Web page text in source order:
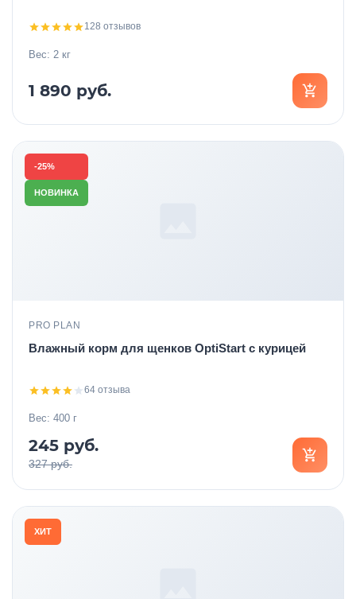
Чат с поддержкой
Выход
128 отзывов
Вес: 2 кг
1 890 руб.
-25%
НОВИНКА
PRO PLAN
Влажный корм для щенков OptiStart с курицей
64 отзыва
Вес: 400 г
245 руб.
327 руб.
ХИТ